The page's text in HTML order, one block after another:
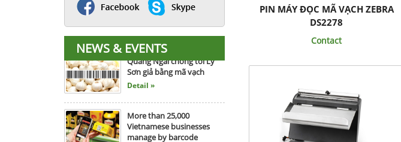
NEWS & EVENTS
vạch QR
Quảng Ngãi chống tỏi Lý
Sơn giả bằng mã vạch
Detail »
More than 25,000
Vietnamese businesses
manage by barcode
technology
PIN MÁY ĐỌC MÃ VẠCH ZEBRA
DS2278
Contact